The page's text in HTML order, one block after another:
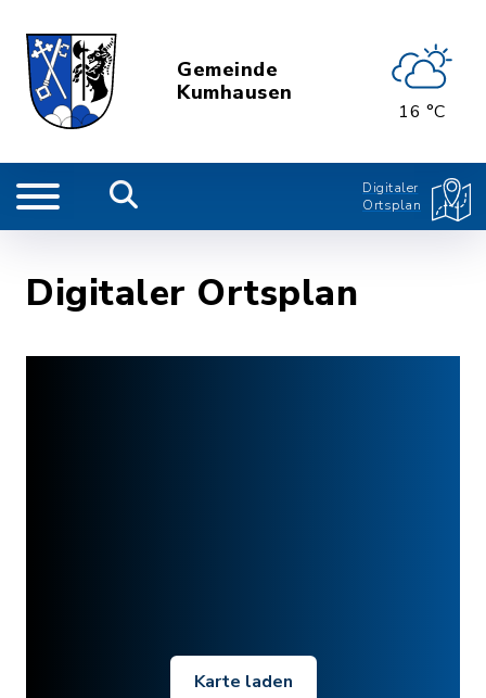
Gemeinde
Kumhausen
16 °C
Digitaler
Ortsplan
Digitaler Ortsplan
Karte laden